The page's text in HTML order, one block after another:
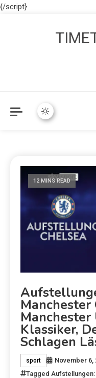
{/script}
12 MINS READ
Manchester
Manchester
Klassiker,
Schlagen
sport November 6,
Tagged